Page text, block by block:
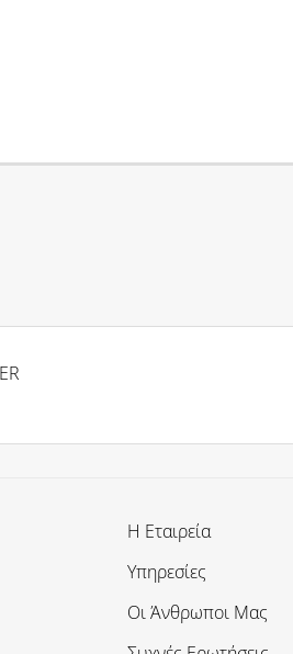
Η Εταιρεία
Υπηρεσίες
Οι Άνθρωποι Μας